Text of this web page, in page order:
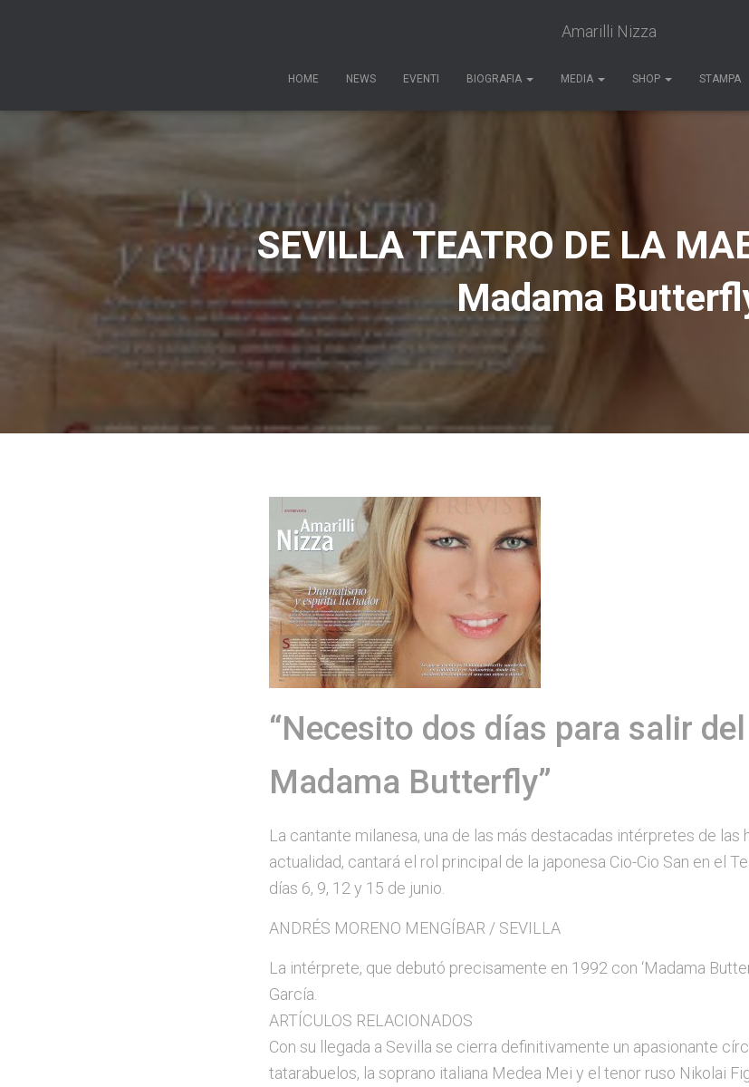
Amarilli Nizza
HOME NEWS EVENTI BIOGRAFIA MEDIA SHOP STAMPA
SEVILLA TEATRO DE LA
Madama
“Necesito dos días para salir
Madama Butterfly”
La cantante milanesa, una de las más destacadas intérpretes de las
actualidad, cantará el rol principal de la japonesa Cio-Cio San en el
días 6, 9, 12 y 15 de junio.
ANDRÉS MORENO MENGÍBAR / SEVILLA
La intérprete, que debutó precisamente en 1992 con ‘Madama
García.
ARTÍCULOS RELACIONADOS
Con su llegada a Sevilla se cierra definitivamente un apasionante
tatarabuelos, la soprano italiana Medea Mei y el tenor ruso Nikolai